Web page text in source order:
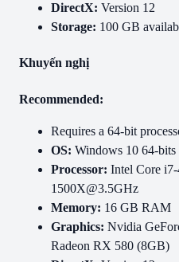
DirectX: Version 12
Storage: 100 GB
Khuyến nghị
Recommended:
Requires a 64-bit
OS: Windows 10 64-bits
Processor: Intel Core
1500X@3.5GHz
Memory: 16 GB RAM
Graphics: Nvidia
Radeon RX 580 (8GB)